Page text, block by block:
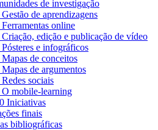
de investigação
de aprendizagens
online
edição e publicação de vídeo
e infográficos
de conceitos
de argumentos
sociais
O mobile-learning
Iniciativas
finais
bibliográficas